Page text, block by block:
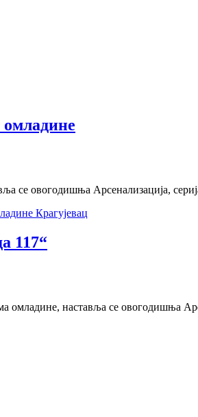
омладине
се овогодишња Арсенализација,
Крагујевац
117“
омладине, наставља се овогодишња